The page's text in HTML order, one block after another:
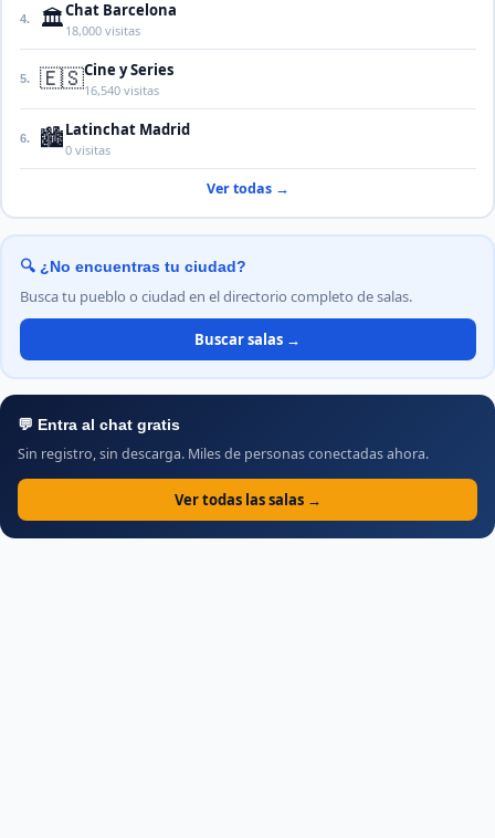
4. 🏛️Chat Barcelona
18,000 visitas
5. 🇪🇸Cine y Series
16,540 visitas
6. 🏙️Latinchat Madrid
0 visitas
Ver todas →
🔍 ¿No encuentras tu ciudad?
Busca tu pueblo o ciudad en el directorio completo de salas.
Buscar salas →
💬 Entra al chat gratis
Sin registro, sin descarga. Miles de personas conectadas ahora.
Ver todas las salas →